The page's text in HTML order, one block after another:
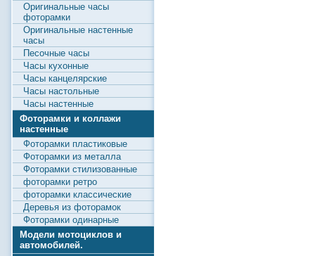
Оригинальные часы
фоторамки
Оригинальные настенные
часы
Песочные часы
Часы кухонные
Часы канцелярские
Часы настольные
Часы настенные
Фоторамки и коллажи
настенные
Фоторамки пластиковые
Фоторамки из металла
Фоторамки стилизованные
фоторамки ретро
фоторамки классические
Деревья из фоторамок
Фоторамки одинарные
Модели мотоциклов и
автомобилей.